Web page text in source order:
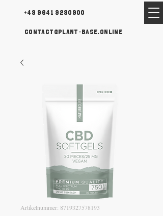
+49 9641 9290900
contact@plant-base.online
Artikelnummer: 8719327578193